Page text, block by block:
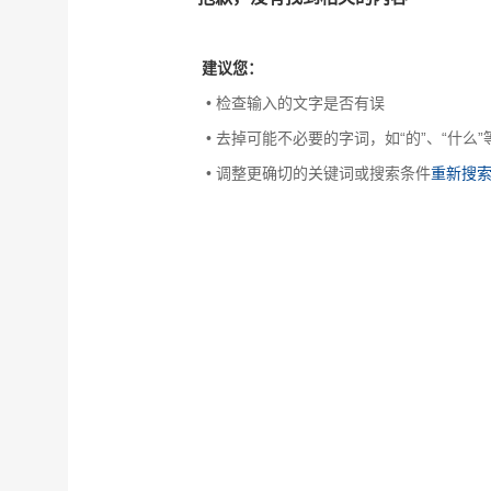
建议您：
• 检查输入的文字是否有误
• 去掉可能不必要的字词，如“的”、“什么”
• 调整更确切的关键词或搜索条件重新搜索